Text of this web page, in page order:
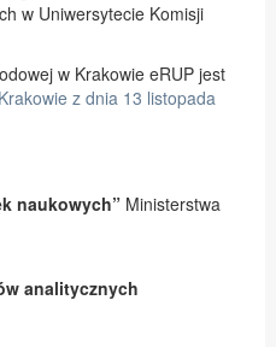
w Uniwersytecie Komisji
w Krakowie eRUP jest
z dnia 13 listopada
naukowych” Ministerstwa
analitycznych